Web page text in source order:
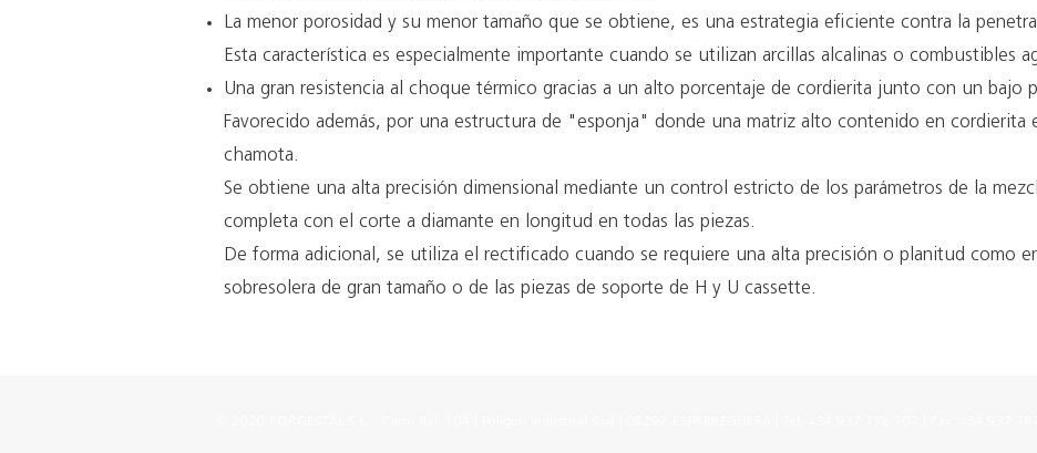
La menor porosidad y su menor tamaño que se obtiene, es una estrategia eficiente contra la
Esta característica es especialmente importante cuando se utilizan arcillas alcalinas o combustibles
Una gran resistencia al choque térmico gracias a un alto porcentaje de cordierita junto con un bajo
Favorecido además, por una estructura de "esponja" donde una matriz alto contenido en cordierita
chamota.
Se obtiene una alta precisión dimensional mediante un control estricto de los parámetros de la
completa con el corte a diamante en longitud en todas las piezas.
De forma adicional, se utiliza el rectificado cuando se requiere una alta precisión o planitud como
sobresolera de gran tamaño o de las piezas de soporte de H y U cassette.